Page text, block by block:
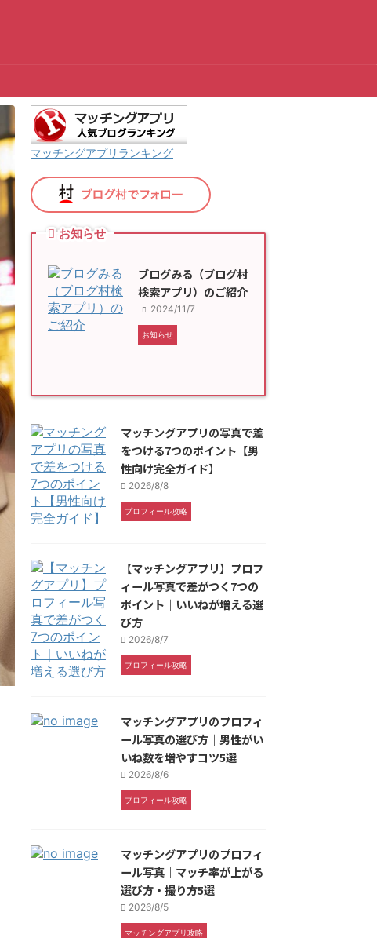
マッチングアプリランキング
お知らせ
ブログみる（ブログ村
検索アプリ）のご紹介
2024/11/7
お知らせ
マッチングアプリの写真で差
をつける7つのポイント【男
性向け完全ガイド】
2026/8/8
プロフィール攻略
【マッチングアプリ】プロフ
ィール写真で差がつく7つの
ポイント｜いいねが増える選
び方
2026/8/7
プロフィール攻略
マッチングアプリのプロフィ
ール写真の選び方｜男性がい
いね数を増やすコツ5選
2026/8/6
プロフィール攻略
マッチングアプリのプロフィ
ール写真｜マッチ率が上がる
選び方・撮り方5選
2026/8/5
マッチングアプリ攻略